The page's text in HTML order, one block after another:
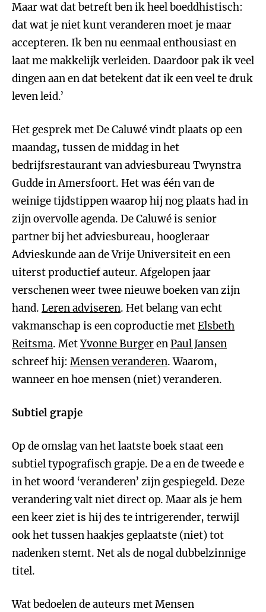
Maar wat dat betreft ben ik heel boeddhistisch:
dat wat je niet kunt veranderen moet je maar
accepteren. Ik ben nu eenmaal enthousiast en
laat me makkelijk verleiden. Daardoor pak ik veel
dingen aan en dat betekent dat ik een veel te druk
leven leid.’
Het gesprek met De Caluwé vindt plaats op een
maandag, tussen de middag in het
bedrijfsrestaurant van adviesbureau Twynstra
Gudde in Amersfoort. Het was één van de
weinige tijdstippen waarop hij nog plaats had in
zijn overvolle agenda. De Caluwé is senior
partner bij het adviesbureau, hoogleraar
Advieskunde aan de Vrije Universiteit en een
uiterst productief auteur. Afgelopen jaar
verschenen weer twee nieuwe boeken van zijn
hand. Leren adviseren. Het belang van echt
vakmanschap is een coproductie metElsbeth
Reitsma. MetYvonne BurgerenPaul Jansen
schreef hij: Mensen veranderen. Waarom,
wanneer en hoe mensen (niet) veranderen.
Subtiel grapje
Op de omslag van het laatste boek staat een
subtiel typografisch grapje. De a en de tweede e
in het woord ‘veranderen’ zijn gespiegeld. Deze
verandering valt niet direct op. Maar als je hem
een keer ziet is hij des te intrigerender, terwijl
ook het tussen haakjes geplaatste (niet) tot
nadenken stemt. Net als de nogal dubbelzinnige
titel.
Wat bedoelen de auteurs met Mensen